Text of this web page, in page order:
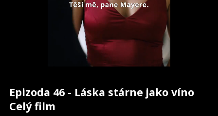
Epizoda 46 - Láska stárne jako víno
Celý film